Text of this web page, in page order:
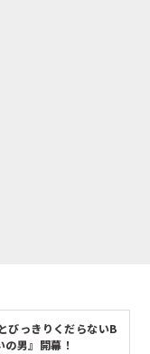
びっきりくだらないB
男』開幕！